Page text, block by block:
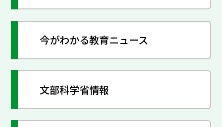
今がわかる教育ニュース
文部科学省情報